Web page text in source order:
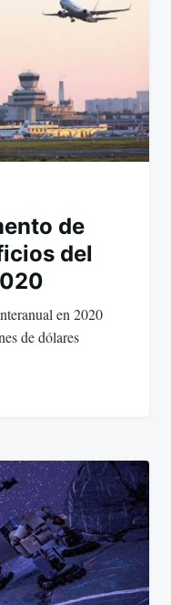
de
del
en 2020
de dólares